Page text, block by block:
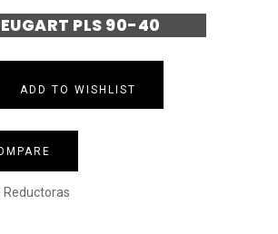
PLS 90-40
ADD TO WISHLIST
Reductoras